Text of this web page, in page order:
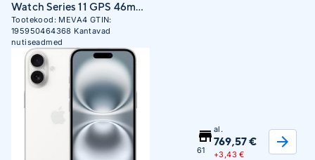
Watch Series 11 GPS 46mm
Silver Aluminum Case with
Purple Fog Sport Band -
M/L
Tootekood: MEVA4 GTIN:
195950464368 Kantavad
nutiseadmed
61
al.
769,57 €
+3,43 €